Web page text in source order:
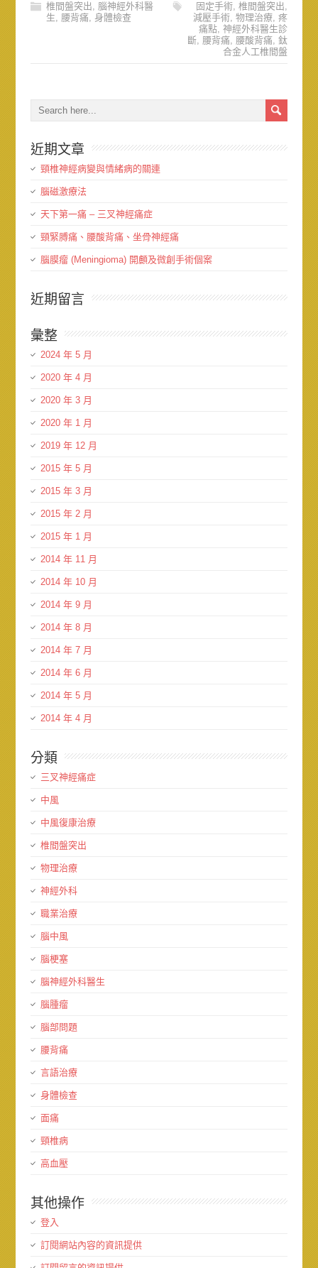
椎間盤突出, 腦神經外科醫
生, 腰背痛, 身體檢查
固定手術,椎間盤突出,
減壓手術,物理治療,疼
痛點,神經外科醫生診
斷, 腰背痛, 腰酸背痛,鈦
合金人工椎間盤
近期文章
頸椎神經病變與情緒病的關連
腦磁激療法
天下第一痛 – 三叉神經痛症
頸緊膊痛、腰酸背痛、坐骨神經痛
腦膜瘤 (Meningioma) 開顱及微創手術個案
近期留言
彙整
2024 年 5 月
2020 年 4 月
2020 年 3 月
2020 年 1 月
2019 年 12 月
2015 年 5 月
2015 年 3 月
2015 年 2 月
2015 年 1 月
2014 年 11 月
2014 年 10 月
2014 年 9 月
2014 年 8 月
2014 年 7 月
2014 年 6 月
2014 年 5 月
2014 年 4 月
分類
三叉神經痛症
中風
中風復康治療
椎間盤突出
物理治療
神經外科
職業治療
腦中風
腦梗塞
腦神經外科醫生
腦腫瘤
腦部問題
腰背痛
言語治療
身體檢查
面痛
頸椎病
高血壓
其他操作
登入
訂閱網站內容的資訊提供